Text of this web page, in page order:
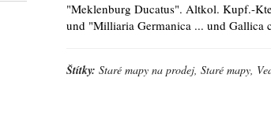
"Meklenburg Ducatus". Altkol. Kupf.-
und "Milliaria Germanica ... und Gallica
Štítky: Staré mapy na prodej, Staré mapy,